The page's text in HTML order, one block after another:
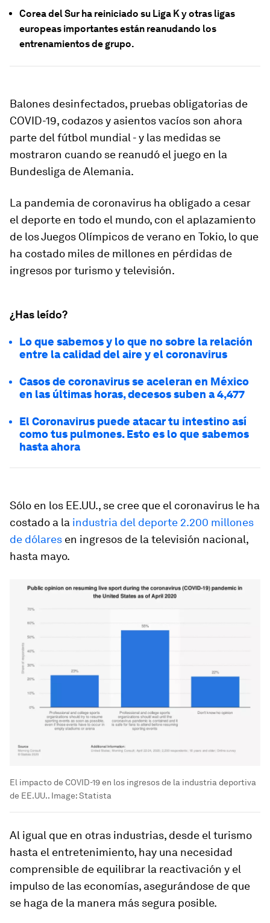
Corea del Sur ha reiniciado su Liga K y otras ligas
europeas importantes están reanudando los
entrenamientos de grupo.
Balones desinfectados, pruebas obligatorias de
COVID-19, codazos y asientos vacíos son ahora
parte del fútbol mundial - y las medidas se
mostraron cuando se reanudó el juego en la
Bundesliga de Alemania.
La pandemia de coronavirus ha obligado a cesar
el deporte en todo el mundo, con el aplazamiento
de los Juegos Olímpicos de verano en Tokio, lo que
ha costado miles de millones en pérdidas de
ingresos por turismo y televisión.
¿Has leído?
Lo que sabemos y lo que no sobre la relación
entre la calidad del aire y el coronavirus
Casos de coronavirus se aceleran en México
en las últimas horas, decesos suben a 4,477
El Coronavirus puede atacar tu intestino así
como tus pulmones. Esto es lo que sabemos
hasta ahora
Sólo en los EE.UU., se cree que el coronavirus le ha
costado a la industria del deporte 2.200 millones
de dólares en ingresos de la televisión nacional,
hasta mayo.
El impacto de COVID-19 en los ingresos de la industria deportiva
de EE.UU.. Image:Statista
Al igual que en otras industrias, desde el turismo
hasta el entretenimiento, hay una necesidad
comprensible de equilibrar la reactivación y el
impulso de las economías, asegurándose de que
se haga de la manera más segura posible.